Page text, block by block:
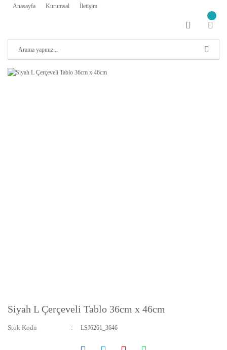
Anasayfa Kurumsal İletişim
Siyah L Çerçeveli Tablo 36cm x 46cm
Stok Kodu LSJ6261_3646